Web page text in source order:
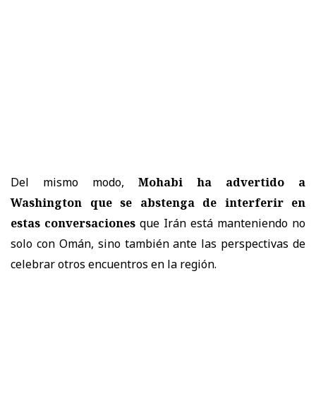
Del mismo modo, Mohabi ha advertido a
Washington que se abstenga de interferir en
estas conversaciones que Irán está manteniendo no
solo con Omán, sino también ante las perspectivas de
celebrar otros encuentros en la región.